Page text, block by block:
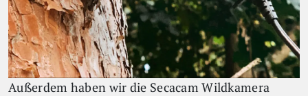
Außerdem haben wir die Secacam Wildkamera